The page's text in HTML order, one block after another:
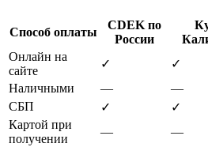
Способ оплаты
CDEK по
России
Онлайн на
сайте
✓ ✓
Наличными
— —
СБП
✓ ✓
Картой при
получении
— —